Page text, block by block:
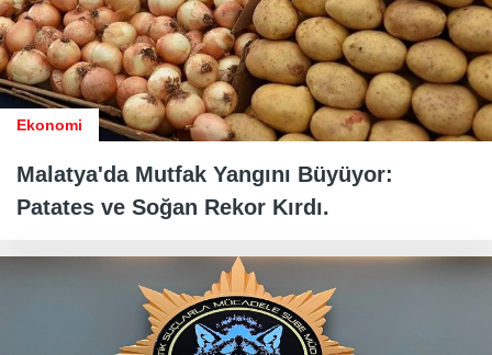
Ekonomi
Malatya'da Mutfak Yangını Büyüyor:
Patates ve Soğan Rekor Kırdı.